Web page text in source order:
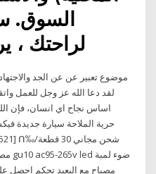
السوق.
موضوع تعبير عن عن الجد
لقد دعا الله عز وجل للعمل
اساس نجاح اي انسان، فإن
مصباح مع البعيد تحكم احصل